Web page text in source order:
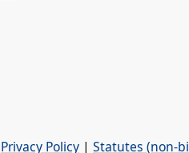
Privacy Policy | Statutes (non-